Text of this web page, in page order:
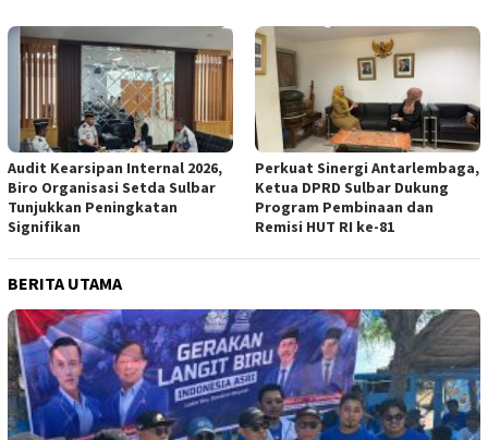
Audit Kearsipan Internal 2026,
Biro Organisasi Setda Sulbar
Tunjukkan Peningkatan
Signifikan
Perkuat Sinergi Antarlembaga,
Ketua DPRD Sulbar Dukung
Program Pembinaan dan
Remisi HUT RI ke-81
BERITA UTAMA